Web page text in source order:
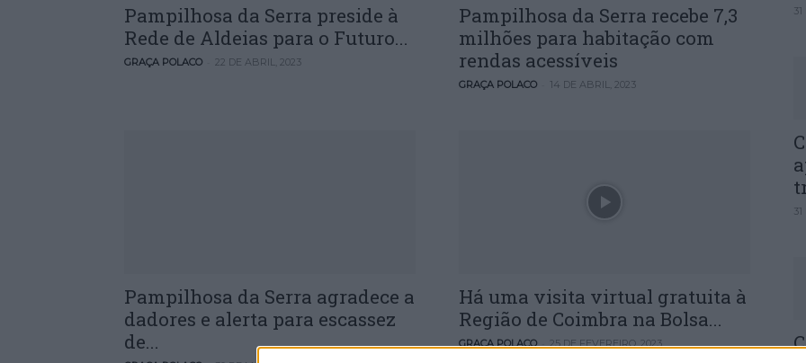
Pampilhosa da Serra preside à
Rede de Aldeias para o Futuro...
GRAÇA POLACO 22 DE ABRIL, 2023
Pampilhosa da Serra recebe 7,3
milhões para habitação com
rendas acessíveis
GRAÇA POLACO 14 DE ABRIL, 2023
Pampilhosa da Serra agradece a
dadores e alerta para escassez
de...
Há uma visita virtual gratuita à
Região de Coimbra na Bolsa...
GRAÇA POLACO - 25 DE FEVEREIRO, 2023